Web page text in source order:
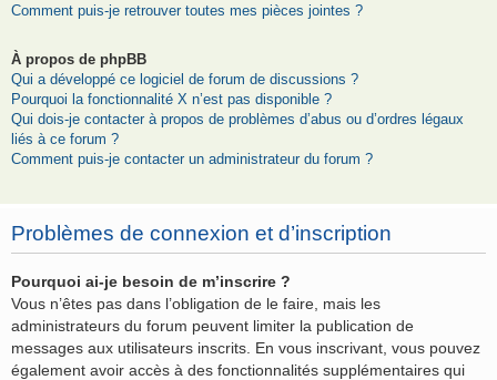
Comment puis-je retrouver toutes mes pièces jointes ?
À propos de phpBB
Qui a développé ce logiciel de forum de discussions ?
Pourquoi la fonctionnalité X n’est pas disponible ?
Qui dois-je contacter à propos de problèmes d’abus ou d’ordres légaux
liés à ce forum ?
Comment puis-je contacter un administrateur du forum ?
Problèmes de connexion et d’inscription
Pourquoi ai-je besoin de m’inscrire ?
Vous n’êtes pas dans l’obligation de le faire, mais les
administrateurs du forum peuvent limiter la publication de
messages aux utilisateurs inscrits. En vous inscrivant, vous pouvez
également avoir accès à des fonctionnalités supplémentaires qui